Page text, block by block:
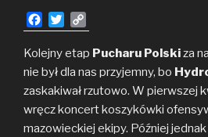
a
c
e
b
o
o
k
w
i
t
e
r
o
p
i
n
k
Kolejny etap Pucharu Polskiza
nie był dla nas przyjemny, bo
zaskakiwał rzutowo. W pierwszej
wręcz koncert koszykówki
mazowieckiej ekipy. Później jednak